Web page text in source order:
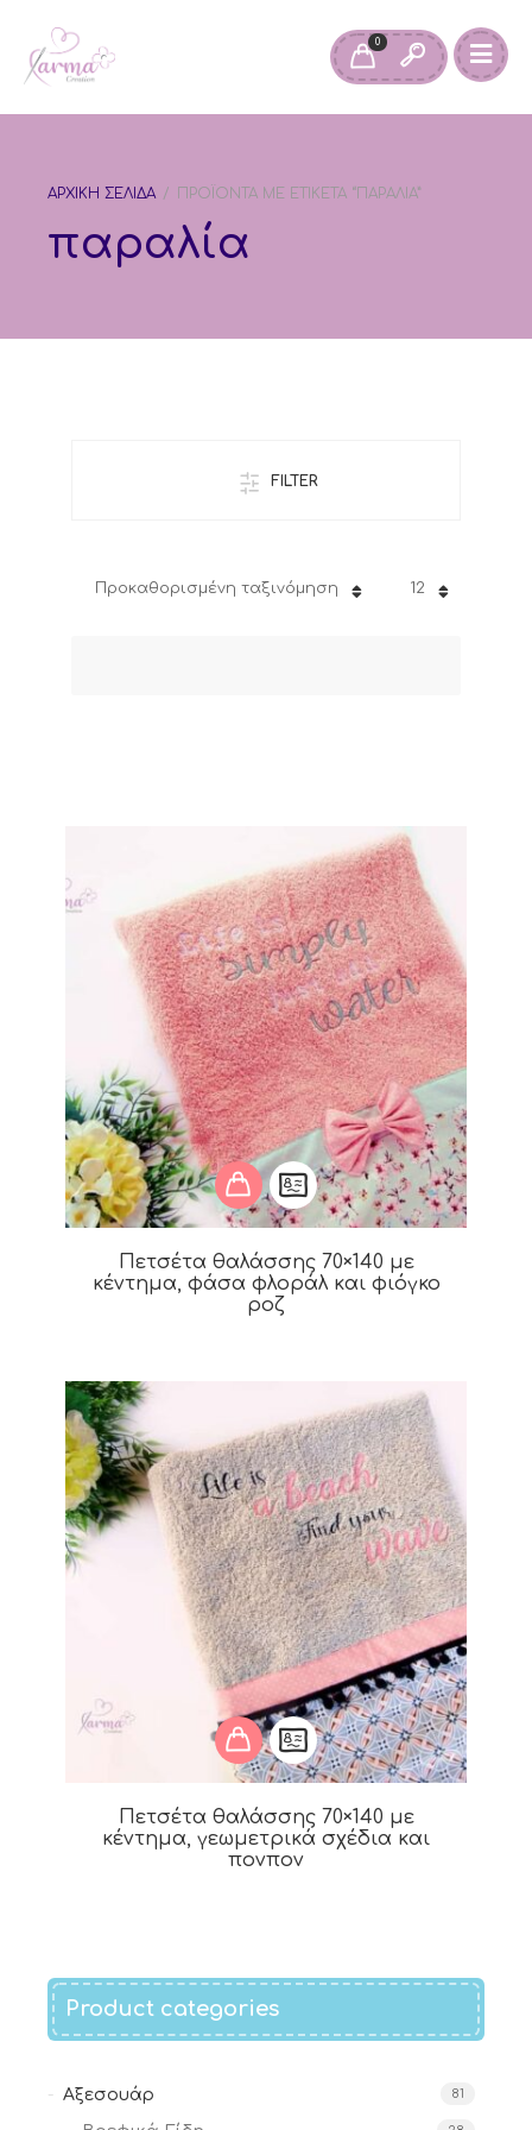
0
ΑΡΧΙΚΉ ΣΕΛΊΔΑ / ΠΡΟΪΌΝΤΑ ΜΕ ΕΤΙΚΈΤΑ “ΠΑΡΑΛΊΑ”
παραλία
FILTER
12
Προκαθορισμένη ταξινόμηση
Πετσέτα θαλάσσης 70×140 με
κέντημα, φάσα φλοράλ και φιόγκο
ροζ
Πετσέτα θαλάσσης 70×140 με
κέντημα, γεωμετρικά σχέδια και
πονπον
Product categories
Αξεσουάρ 81